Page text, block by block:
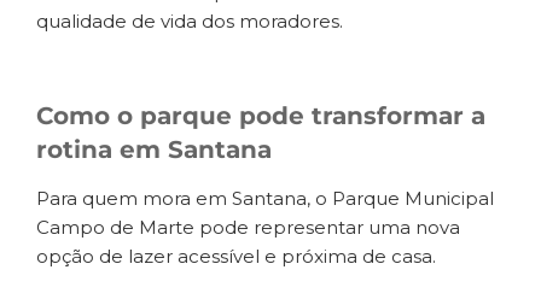
qualidade de vida dos moradores.
Como o parque pode transformar a
rotina em Santana
Para quem mora em Santana, o Parque Municipal
Campo de Marte pode representar uma nova
opção de lazer acessível e próxima de casa.